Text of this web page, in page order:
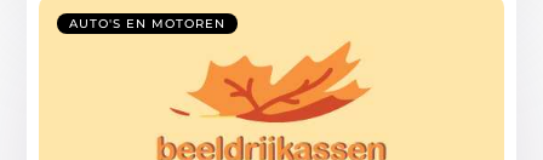
AUTO'S EN MOTOREN